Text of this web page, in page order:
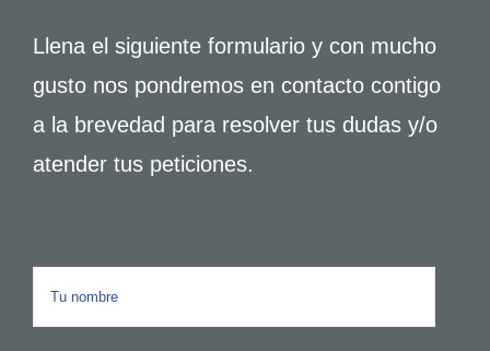
Llena el siguiente formulario y con mucho
gusto nos pondremos en contacto contigo
a la brevedad para resolver tus dudas y/o
atender tus peticiones.